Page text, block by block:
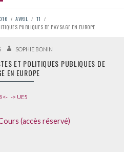
AVRIL
11
PUBLIQUES DE PAYSAGE EN EUROPE
AUTEURSOPHIE BONIN
ET POLITIQUES PUBLIQUES DE
EN EUROPE
<- -> UE5
(accès réservé)